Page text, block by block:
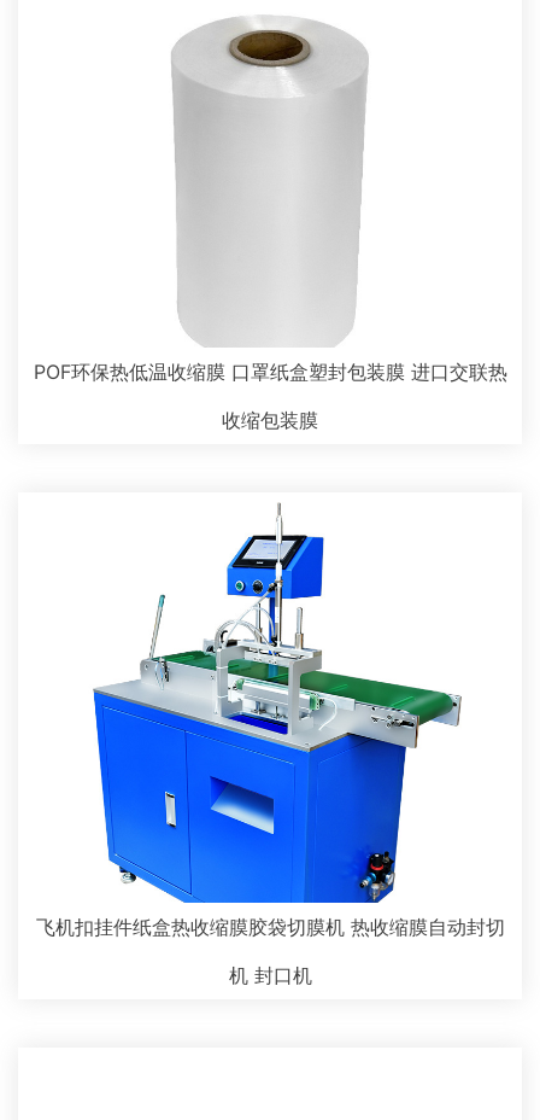
POF环保热低温收缩膜 口罩纸盒塑封包装膜 进口交联热
收缩包装膜
飞机扣挂件纸盒热收缩膜胶袋切膜机 热收缩膜自动封切
机 封口机